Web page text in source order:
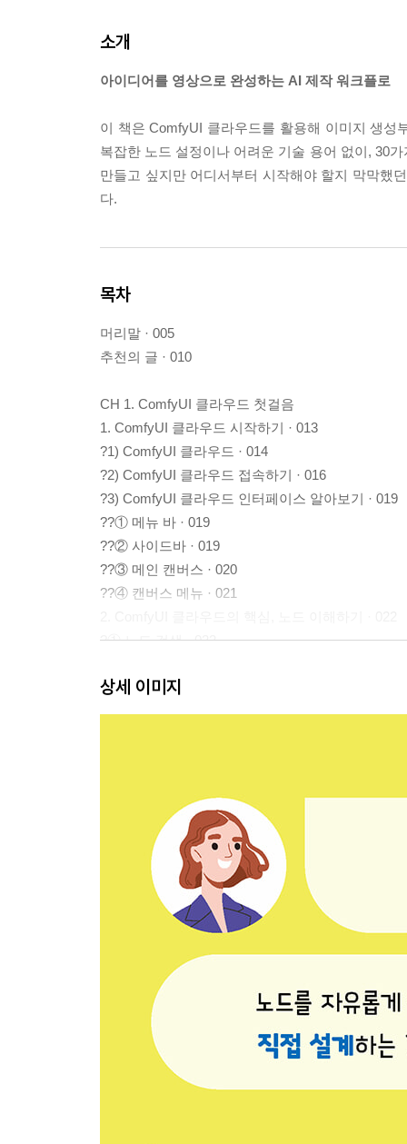
소개
아이디어를 영상으로 완성하는 AI 제작 워크플로
이 책은 ComfyUI 클라우드를 활용해 이미지 생
복잡한 노드 설정이나 어려운 기술 용어 없이, 30
만들고 싶지만 어디서부터 시작해야 할지 막막했
다.
목차
머리말 · 005
추천의 글 · 010
CH 1. ComfyUI 클라우드 첫걸음
1. ComfyUI 클라우드 시작하기 · 013
?1) ComfyUI 클라우드 · 014
?2) ComfyUI 클라우드 접속하기 · 016
?3) ComfyUI 클라우드 인터페이스 알아보기 · 019
??① 메뉴 바 · 019
??② 사이드바 · 019
??③ 메인 캔버스 · 020
??④ 캔버스 메뉴 · 021
?① 노드 검색 · 022
?③ 슬롯 · 023
?④ 파라미터 · 023
?1) 템플릿 살펴보기 · 026
?2) 이미지 생성하기 · 028
?3) 비디오 생성하기 · 031
??① 이미지를 영상으로 바꾸는 영상 제작 템플릿 ·
??② 정면을 부드럽게 연결하는 모핑 영상 제작 템
1. ComfyUI 클라우드 이미지 생성하기 · 038
1) 다각도 이미지 생성하기 · 038
① 사물의 다각도 이미지 생성하기 · 038
② 캐릭터의 다각도 이미지 생성하기 · 041
③ 광고에 바로 활용하는 제품 이미지 생성하기 ·
2) 나노 바나나 활용하기 · 047
상세 이미지